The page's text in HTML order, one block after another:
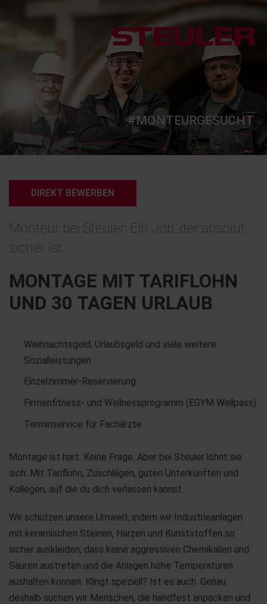
#MONTEURGESUCHT
DIREKT BEWERBEN
Monteur bei Steuler: Ein Job, der absolut
sicher ist.
MONTAGE MIT TARIFLOHN
UND 30 TAGEN URLAUB
Weihnachtsgeld, Urlaubsgeld und viele weitere
Sozialleistungen
Einzelzimmer-Reservierung
Firmenfitness- und Wellnessprogramm (EGYM Wellpass)
Terminservice für Fachärzte
Montage ist hart. Keine Frage. Aber bei Steuler lohnt sie
sich: Mit Tariflohn, Zuschlägen, guten Unterkünften und
Kollegen, auf die du dich verlassen kannst.
Wir schützen unsere Umwelt, indem wir Industrieanlagen
mit keramischen Steinen, Harzen und Kunststoffen so
sicher auskleiden, dass keine aggressiven Chemikalien und
Säuren austreten und die Anlagen hohe Temperaturen
aushalten können. Klingt speziell? Ist es auch. Genau
deshalb suchen wir Menschen, die handfest anpacken und